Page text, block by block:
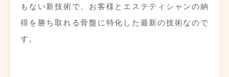
もない新技術で、お客様とエステティシャンの納
得を勝ち取れる骨盤に特化した最新の技術なので
す。